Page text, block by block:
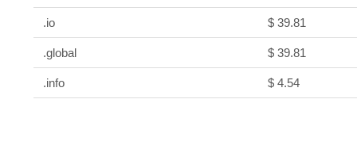
.io $ 39.81
.global $ 39.81
.info $ 4.54